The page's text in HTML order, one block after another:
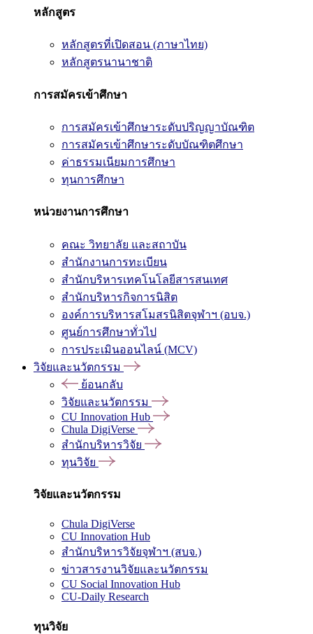
หลักสูตร
หลักสูตรที่เปิดสอน (ภาษาไทย)
หลักสูตรนานาชาติ
การสมัครเข้าศึกษา
การสมัครเข้าศึกษาระดับปริญญาบัณฑิต
การสมัครเข้าศึกษาระดับบัณฑิตศึกษา
ค่าธรรมเนียมการศึกษา
ทุนการศึกษา
หน่วยงานการศึกษา
คณะ วิทยาลัย และสถาบัน
สำนักงานการทะเบียน
สำนักบริหารเทคโนโลยีสารสนเทศ
สำนักบริหารกิจการนิสิต
องค์การบริหารสโมสรนิสิตจุฬาฯ (อบจ.)
ศูนย์การศึกษาทั่วไป
การประเมินออนไลน์ (MCV)
วิจัยและนวัตกรรม
ย้อนกลับ
วิจัยและนวัตกรรม
CU Innovation Hub
Chula DigiVerse
สำนักบริหารวิจัย
ทุนวิจัย
วิจัยและนวัตกรรม
Chula DigiVerse
CU Innovation Hub
สำนักบริหารวิจัยจุฬาฯ (สบจ.)
ข่าวสารงานวิจัยและนวัตกรรม
CU Social Innovation Hub
CU-Daily Research
ทุนวิจัย